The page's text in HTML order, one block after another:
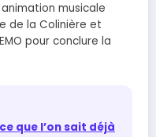
musicale
de la Colinière et
pour conclure la
que l’on sait déjà